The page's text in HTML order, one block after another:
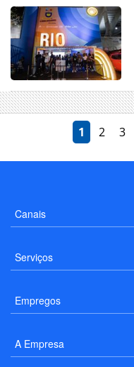
1 2 3
Canais
Serviços
Empregos
A Empresa